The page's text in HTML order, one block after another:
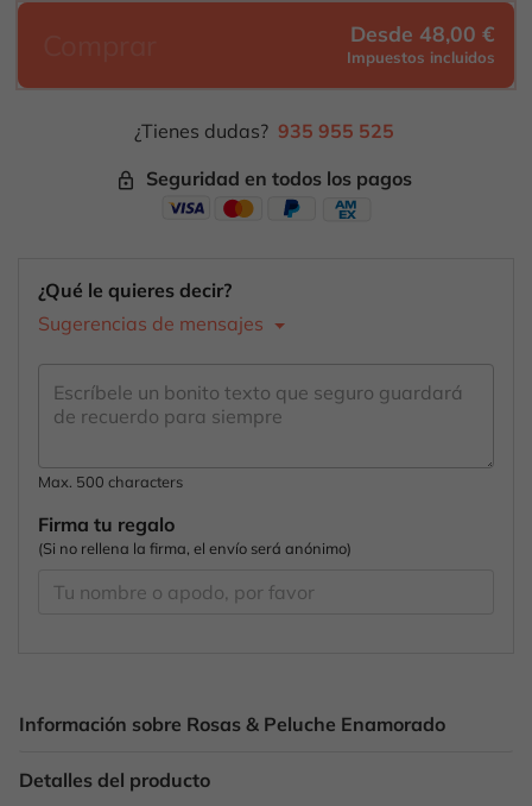
¿Qué le quieres decir?
Sugerencias de mensajes
Max. 500 characters
Firma tu regalo
(Si no rellena la firma, el envío será anónimo)
Información sobre Rosas & Peluche Enamorado
Detalles del producto
Desde 48,00 €
Impuestos incluidos
¿Tienes dudas? 935 955 525
lock_outline Seguridad en todos los pagos